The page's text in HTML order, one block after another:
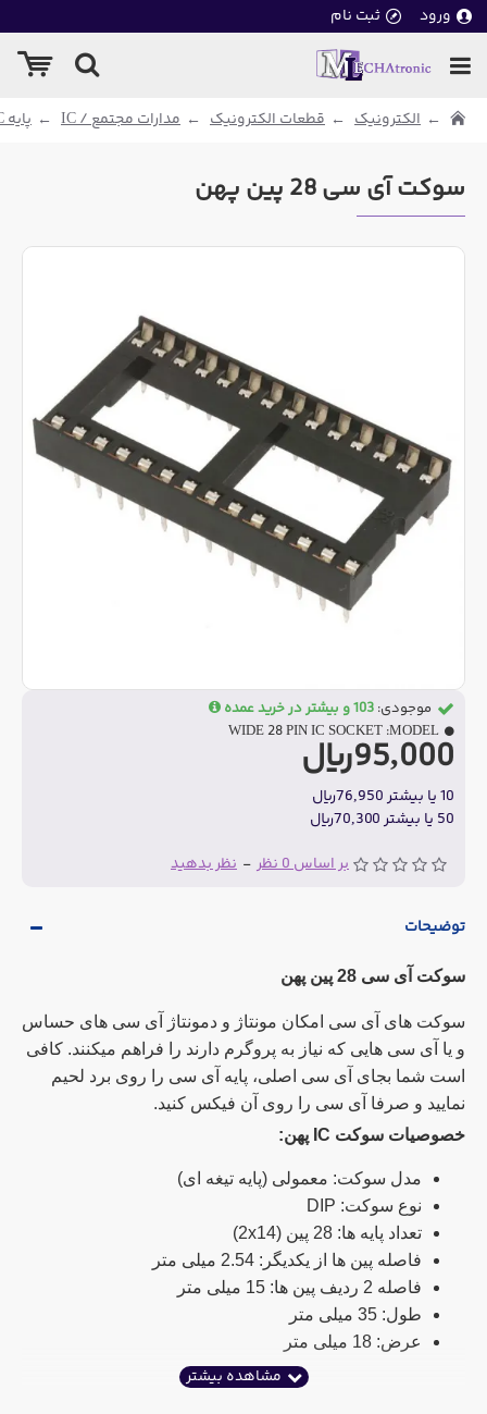
ورود ثبت نام
الکترونیک قطعات الکترونیک مدارات مجتمع / IC پایه IC
سوکت آی سی 28 پین پهن
بر اساس 0 نظر - نظر بدهید
95,000ریال
10 یا بیشتر 76,950ریال
50 یا بیشتر 70,300ریال
موجودی: 103 و بیشتر در خرید عمده
MODEL:
WIDE 28 PIN IC SOCKET
توضیحات
سوکت آی سی 28 پین پهن
سوکت های آی سی امکان مونتاژ و دمونتاژ آی سی های حساس
و یا آی سی هایی که نیاز به پروگرم دارند را فراهم میکنند. کافی
است شما بجای آی سی اصلی، پایه آی سی را روی برد لحیم
نمایید و صرفا آی سی را روی آن فیکس کنید.
خصوصیات سوکت IC پهن:
مدل سوکت: معمولی (پایه تیغه ای)
نوع سوکت: DIP
تعداد پایه ها: 28 پین (2x14)
فاصله پین ها از یکدیگر: 2.54 میلی متر
فاصله 2 ردیف پین ها: 15 میلی متر
طول: 35 میلی متر
عرض: 18 میلی متر